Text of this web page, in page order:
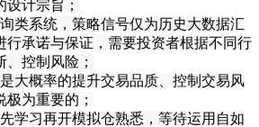
计宗旨；
类系统，策略信号仅为历史大数据汇
行承诺与保证，需要投资者根据不同行
、控制风险 ；
大概率的提升交易品质、控制交易风
极为重要的 ；
学习再开模拟仓熟悉，等待运用自如